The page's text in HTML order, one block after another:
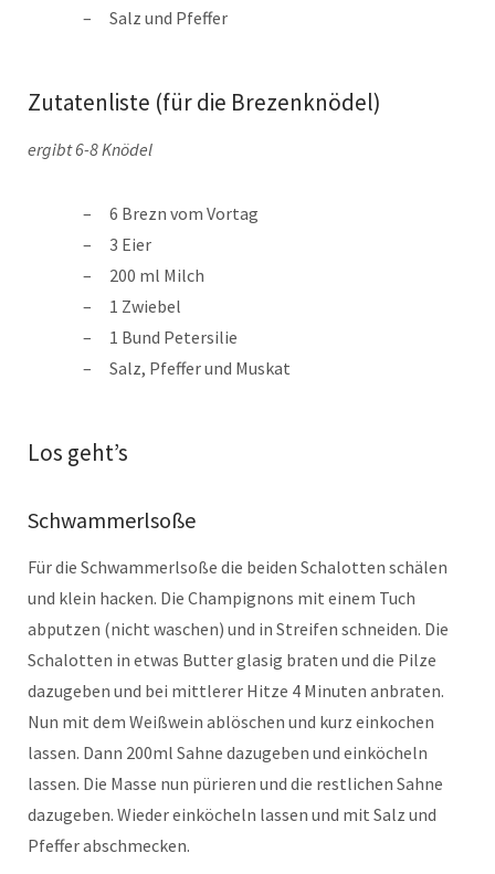
Salz und Pfeffer
Zutatenliste (für die Brezenknödel)
ergibt 6-8 Knödel
6 Brezn vom Vortag
3 Eier
200 ml Milch
1 Zwiebel
1 Bund Petersilie
Salz, Pfeffer und Muskat
Los geht’s
Schwammerlsoße
Für die Schwammerlsoße die beiden Schalotten schälen
und klein hacken. Die Champignons mit einem Tuch
abputzen (nicht waschen) und in Streifen schneiden. Die
Schalotten in etwas Butter glasig braten und die Pilze
dazugeben und bei mittlerer Hitze 4 Minuten anbraten.
Nun mit dem Weißwein ablöschen und kurz einkochen
lassen. Dann 200ml Sahne dazugeben und einköcheln
lassen. Die Masse nun pürieren und die restlichen Sahne
dazugeben. Wieder einköcheln lassen und mit Salz und
Pfeffer abschmecken.